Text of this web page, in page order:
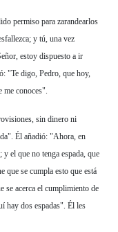
permiso para zarandearlos
y tú, una vez
estoy dispuesto a ir
"Te digo, Pedro, que hoy,
me conoces".
sin dinero ni
Él añadió: "Ahora, en
el que no tenga espada, que
que se cumpla esto que está
se acerca el cumplimiento de
hay dos espadas". Él les